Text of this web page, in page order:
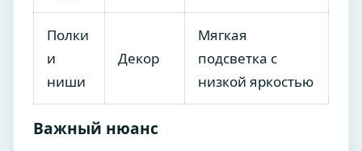
Полки
и
ниши
Декор
Мягкая
подсветка с
низкой яркостью
Важный нюанс